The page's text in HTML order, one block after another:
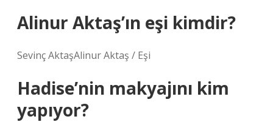
Alinur Aktaş’ın eşi kimdir?
Sevinç AktaşAlinur Aktaş / Eşi
Hadise’nin makyajını kim
yapıyor?